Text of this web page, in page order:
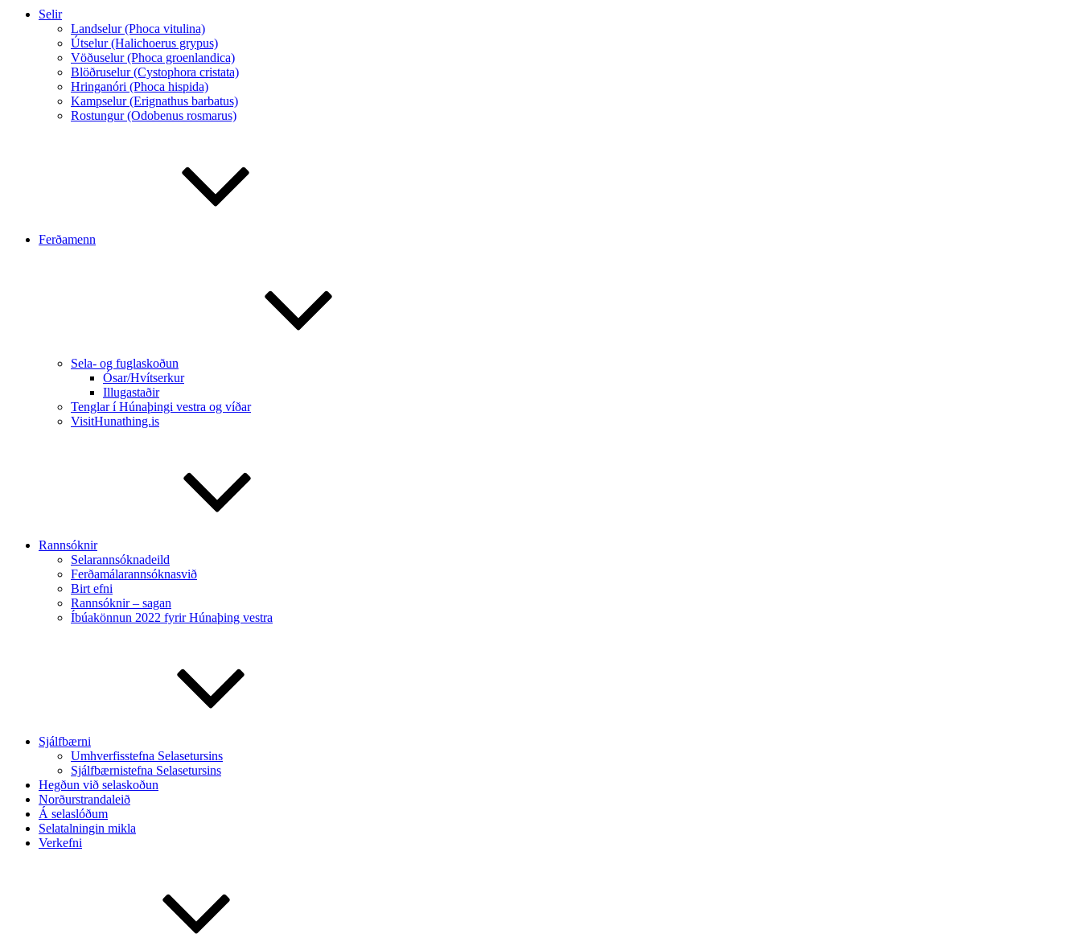
Selir
Landselur (Phoca vitulina)
Útselur (Halichoerus grypus)
Vöðuselur (Phoca groenlandica)
Blöðruselur (Cystophora cristata)
Hringanóri (Phoca hispida)
Kampselur (Erignathus barbatus)
Rostungur (Odobenus rosmarus)
Ferðamenn
Sela- og fuglaskoðun
Ósar/Hvítserkur
Illugastaðir
Tenglar í Húnaþingi vestra og víðar
VisitHunathing.is
Rannsóknir
Selarannsóknadeild
Ferðamálarannsóknasvið
Birt efni
Rannsóknir – sagan
Íbúakönnun 2022 fyrir Húnaþing vestra
Sjálfbærni
Umhverfisstefna Selasetursins
Sjálfbærnistefna Selasetursins
Hegðun við selaskoðun
Norðurstrandaleið
Á selaslóðum
Selatalningin mikla
Verkefni